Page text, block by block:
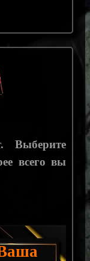
Выберите
всего вы